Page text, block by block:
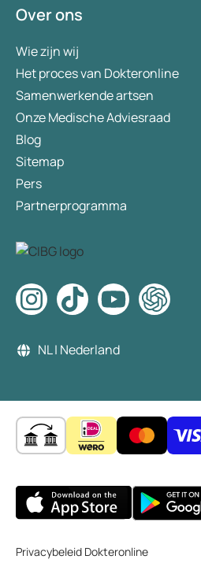
Over ons
Wie zijn wij
Het proces van Dokteronline
Samenwerkende artsen
Onze Medische Adviesraad
Blog
Sitemap
Pers
Partnerprogramma
NL | Nederland
Privacybeleid Dokteronline